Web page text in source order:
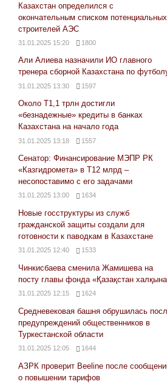
Казахстан определился с
окончательным списком потенциальных
строителей АЭС
31.01.2025 15:20 1800
Али Алиева назначили ИО главного
тренера сборной Казахстана по
31.01.2025 13:30 1597
Около Т1,1 трлн достигли
«безнадежные» кредиты в банках
Казахстана на начало года
31.01.2025 13:18 1557
Сенатор: Финансирование МЭПР РК
«Казгидромета» в Т12 млрд –
несопоставимо с его задачами
31.01.2025 13:00 1634
Новые госструктуры из служб
гражданской защиты создали для
готовности к паводкам в Казахстане
31.01.2025 12:40 1533
Чинкисбаева сменила Жамишева на
посту главы фонда «Қазақстан
31.01.2025 12:15 1624
Средневековая башня обрушилась
предупреждений общественников в
Туркестанской области
31.01.2025 12:05 1644
АЗРК проверит Beeline после
о повышении тарифов